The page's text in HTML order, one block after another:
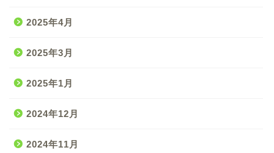
2025年4月
2025年3月
2025年1月
2024年12月
2024年11月